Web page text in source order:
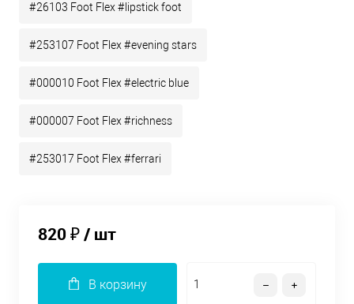
#26103 Foot Flex #lipstick foot
#253107 Foot Flex #evening stars
#000010 Foot Flex #electric blue
#000007 Foot Flex #richness
#253017 Foot Flex #ferrari
820 ₽/ шт
В корзину